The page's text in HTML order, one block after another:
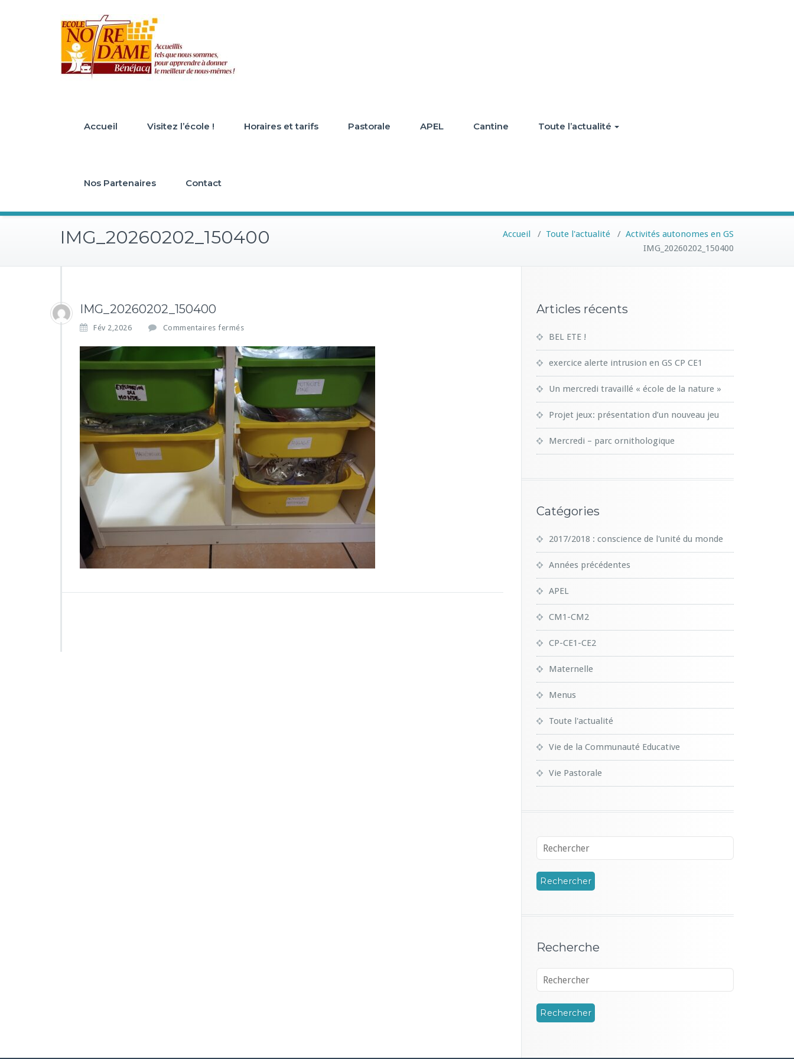
Accueil Visitez l’école ! Horaires et tarifs Pastorale APEL Cantine Toute l’actualité
Nos Partenaires Contact
IMG_20260202_150400 Accueil / Toute l'actualité / Activités autonomes en GS
IMG_20260202_150400
IMG_20260202_150400
Fév 2,2026 Commentaires fermés
r
I
2
0
0
2
0
2
_
1
5
0
Articles récents
BEL ETE !
exercice alerte intrusion en GS CP CE1
Un mercredi travaillé « école de la nature »
Projet jeux: présentation d’un nouveau jeu
Mercredi – parc ornithologique
Catégories
2017/2018 : conscience de l'unité du monde
Années précédentes
APEL
CM1-CM2
CP-CE1-CE2
Maternelle
Menus
Toute l'actualité
Vie de la Communauté Educative
Vie Pastorale
Recherche